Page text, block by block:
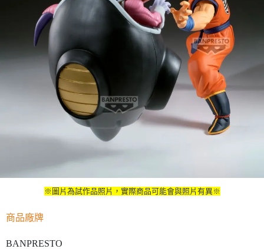
※圖片為試作品照片，實際商品可能會與照片有異※
商品廠牌
BANPRESTO